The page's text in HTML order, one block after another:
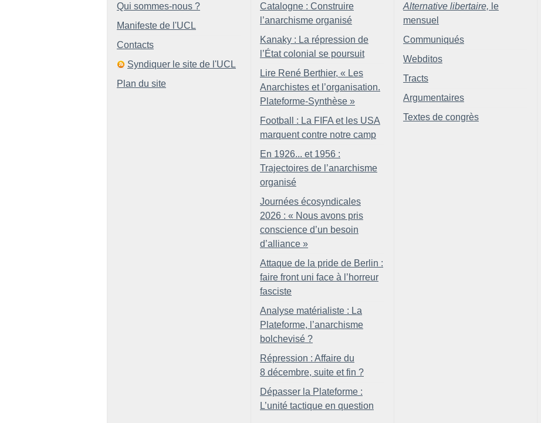
Qui sommes-nous ?
Manifeste de l'UCL
Contacts
Syndiquer le site de l'UCL
Plan du site
Catalogne : Construire
l’anarchisme organisé
Kanaky : La répression de
l’État colonial se poursuit
Lire René Berthier, « Les
Anarchistes et l’organisation.
Plateforme-Synthèse »
Football : La FIFA et les USA
marquent contre notre camp
En 1926... et 1956 :
Trajectoires de l’anarchisme
organisé
Journées écosyndicales
2026 : « Nous avons pris
conscience d’un besoin
d’alliance »
Attaque de la pride de Berlin :
faire front uni face à l’horreur
fasciste
Analyse matérialiste : La
Plateforme, l’anarchisme
bolchevisé ?
Répression : Affaire du
8 décembre, suite et fin ?
Dépasser la Plateforme :
L’unité tactique en question
Alternative libertaire, le
mensuel
Communiqués
Webditos
Tracts
Argumentaires
Textes de congrès